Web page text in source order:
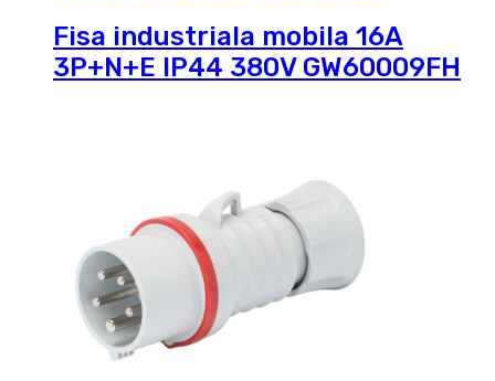
Fisa industriala mobila 16A
3P+N+E IP44 380V GW60009FH